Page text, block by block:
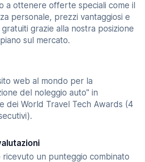
a ottenere offerte speciali come il
personale, prezzi vantaggiosi e
grazie alla nostra posizione
sul mercato.
web al mondo per la
del noleggio auto" in
dei World Travel Tech Awards (4
ricevuto un punteggio combinato